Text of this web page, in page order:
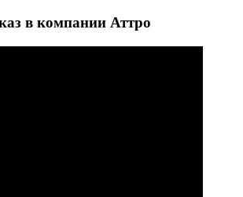
в компании Аттро